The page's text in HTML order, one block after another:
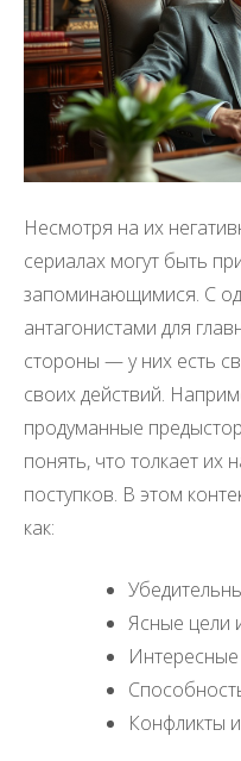
Несмотря на их
сериалах могут быть
запоминающимися. С
антагонистами для
стороны — у них есть
своих действий.
продуманные
понять, что толкает их
поступков. В этом
как:
Ясные цели
Интересные
Конфликты